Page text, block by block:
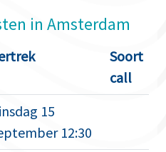
in Amsterdam
Soort
call
15
12:30